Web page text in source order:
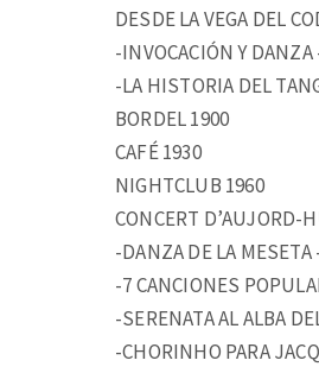
DESDE LA VEGA DEL
-INVOCACIÓN Y
-LA HISTORIA DEL
BORDEL 1900
CAFÉ 1930
NIGHTCLUB 1960
CONCERT D’AUJORD-
-DANZA DE LA
-7 CANCIONES
-SERENATA AL ALBA
-CHORINHO PARA